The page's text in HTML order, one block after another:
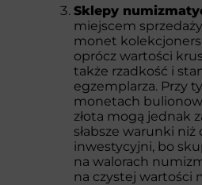
Sklepy
miejscem
monet
oprócz wartości
także rzadkość i
egzemplarza. Przy
monetach
złota mogą jednak
słabsze warunki niż
inwestycyjni, bo
na walorach
na czystej wartości